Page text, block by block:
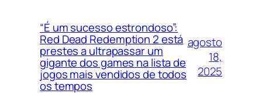
“É um sucesso estrondoso”:
Red Dead Redemption 2 está
prestes a ultrapassar um
gigante dos games na lista de
jogos mais vendidos de todos
os tempos
agosto
18,
2025